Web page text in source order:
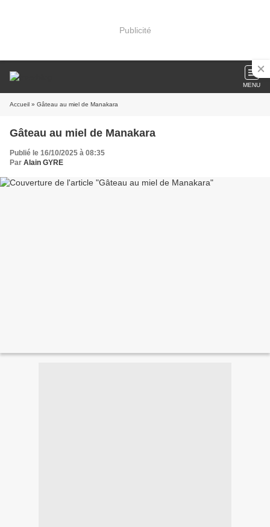
Publicité
MENU
Accueil » Gâteau au miel de Manakara
Gâteau au miel de Manakara
Publié le 16/10/2025 à 08:35
Par Alain GYRE